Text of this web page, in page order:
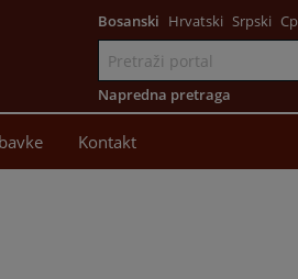
Bosanski Hrvatski Srpski
Napredna pretraga
Kontakt